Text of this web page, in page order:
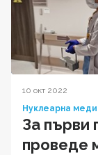
10 окт 2022
Нуклеарна
За първи
проведе